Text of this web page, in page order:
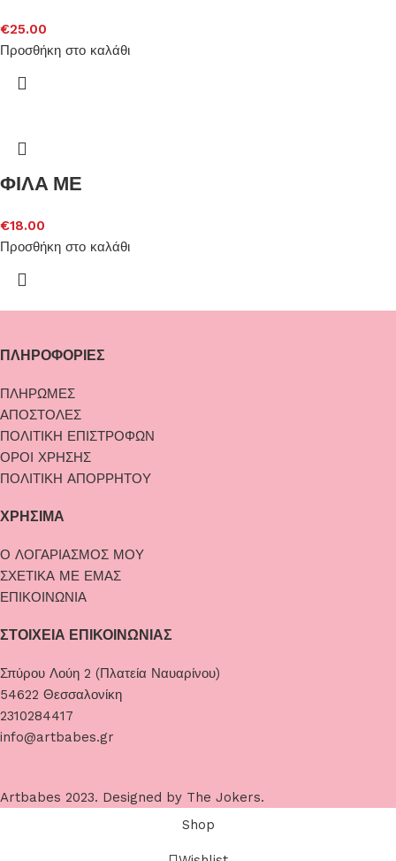
€25.00
Προσθήκη στο καλάθι
ΦΙΛΑ ΜΕ
€18.00
Προσθήκη στο καλάθι
ΠΛΗΡΟΦΟΡΙΕΣ
ΠΛΗΡΩΜΕΣ
ΑΠΟΣΤΟΛΕΣ
ΠΟΛΙΤΙΚΗ ΕΠΙΣΤΡΟΦΩΝ
ΟΡΟΙ ΧΡΗΣΗΣ
ΠΟΛΙΤΙΚΗ ΑΠΟΡΡΗΤΟΥ
ΧΡΗΣΙΜΑ
Ο ΛΟΓΑΡΙΑΣΜΟΣ ΜΟΥ
ΣΧΕΤΙΚΑ ΜΕ ΕΜΑΣ
ΕΠΙΚΟΙΝΩΝΙΑ
ΣΤΟΙΧΕΙΑ ΕΠΙΚΟΙΝΩΝΙΑΣ
Σπύρου Λούη 2 (Πλατεία Ναυαρίνου)
54622 Θεσσαλονίκη
2310284417
info@artbabes.gr
Artbabes 2023. Designed by The Jokers.
Shop